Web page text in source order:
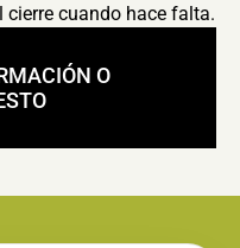
cierre cuando hace falta.
O